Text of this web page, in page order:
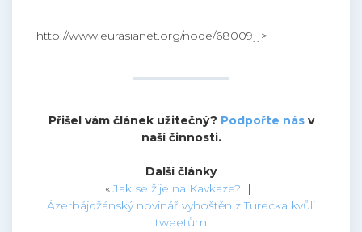
http://www.eurasianet.org/node/68009]]>
Přišel vám článek užitečný? Podpořte násv
naší činnosti.
Další články
«Jak se žije na Kavkaze? |
Ázerbájdžánský novinář vyhoštěn z Turecka kvůli
tweetům